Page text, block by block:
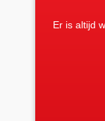
Er is altijd